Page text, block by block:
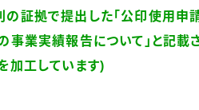
証拠で提出した「公印使用申
事業実績報告について」と記載
加工しています)